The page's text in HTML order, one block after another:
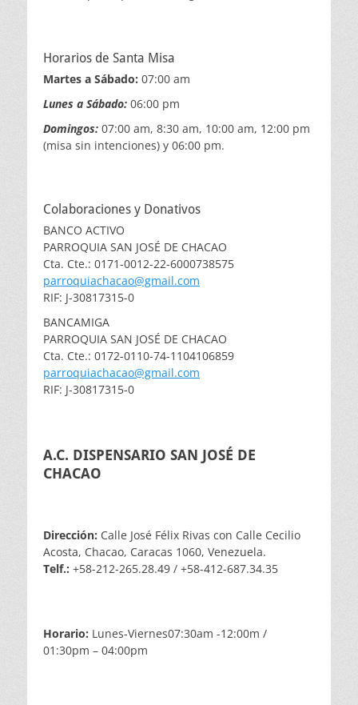
Horarios de Santa Misa
Martes a Sábado: 07:00 am
Lunes a Sábado: 06:00 pm
Domingos: 07:00 am, 8:30 am, 10:00 am, 12:00 pm
(misa sin intenciones) y 06:00 pm.
Colaboraciones y Donativos
BANCO ACTIVO
PARROQUIA SAN JOSÉ DE CHACAO
Cta. Cte.: 0171-0012-22-6000738575
parroquiachacao@gmail.com
RIF: J-30817315-0
BANCAMIGA
PARROQUIA SAN JOSÉ DE CHACAO
Cta. Cte.: 0172-0110-74-1104106859
parroquiachacao@gmail.com
RIF: J-30817315-0
A.C. DISPENSARIO SAN JOSÉ DE
CHACAO
Dirección: Calle José Félix Rivas con Calle Cecilio
Acosta, Chacao, Caracas 1060, Venezuela.
Telf.: +58-212-265.28.49 / +58-412-687.34.35
Horario: Lunes-Viernes07:30am -12:00m /
01:30pm – 04:00pm